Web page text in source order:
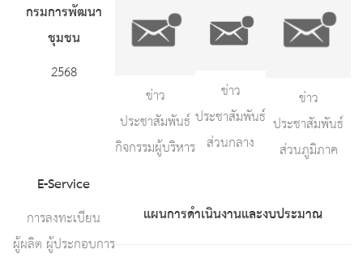
กรมการพัฒนา
ชุมชน
2568
ข่าว
ประชาสัมพันธ์
กิจกรรมผู้บริหาร
ข่าว
ประชาสัมพันธ์
ส่วนกลาง
ข่าว
ประชาสัมพันธ์
ส่วนภูมิภาค
E-Service
การลงทะเบียน
ผู้ผลิต ผู้ประกอบการ
แผนการดำเนินงานและงบประมาณ